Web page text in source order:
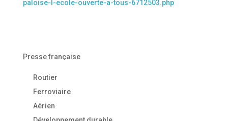
paloise-l-ecole-ouverte-a-tous-6712503.php
Presse française
Routier
Ferroviaire
Aérien